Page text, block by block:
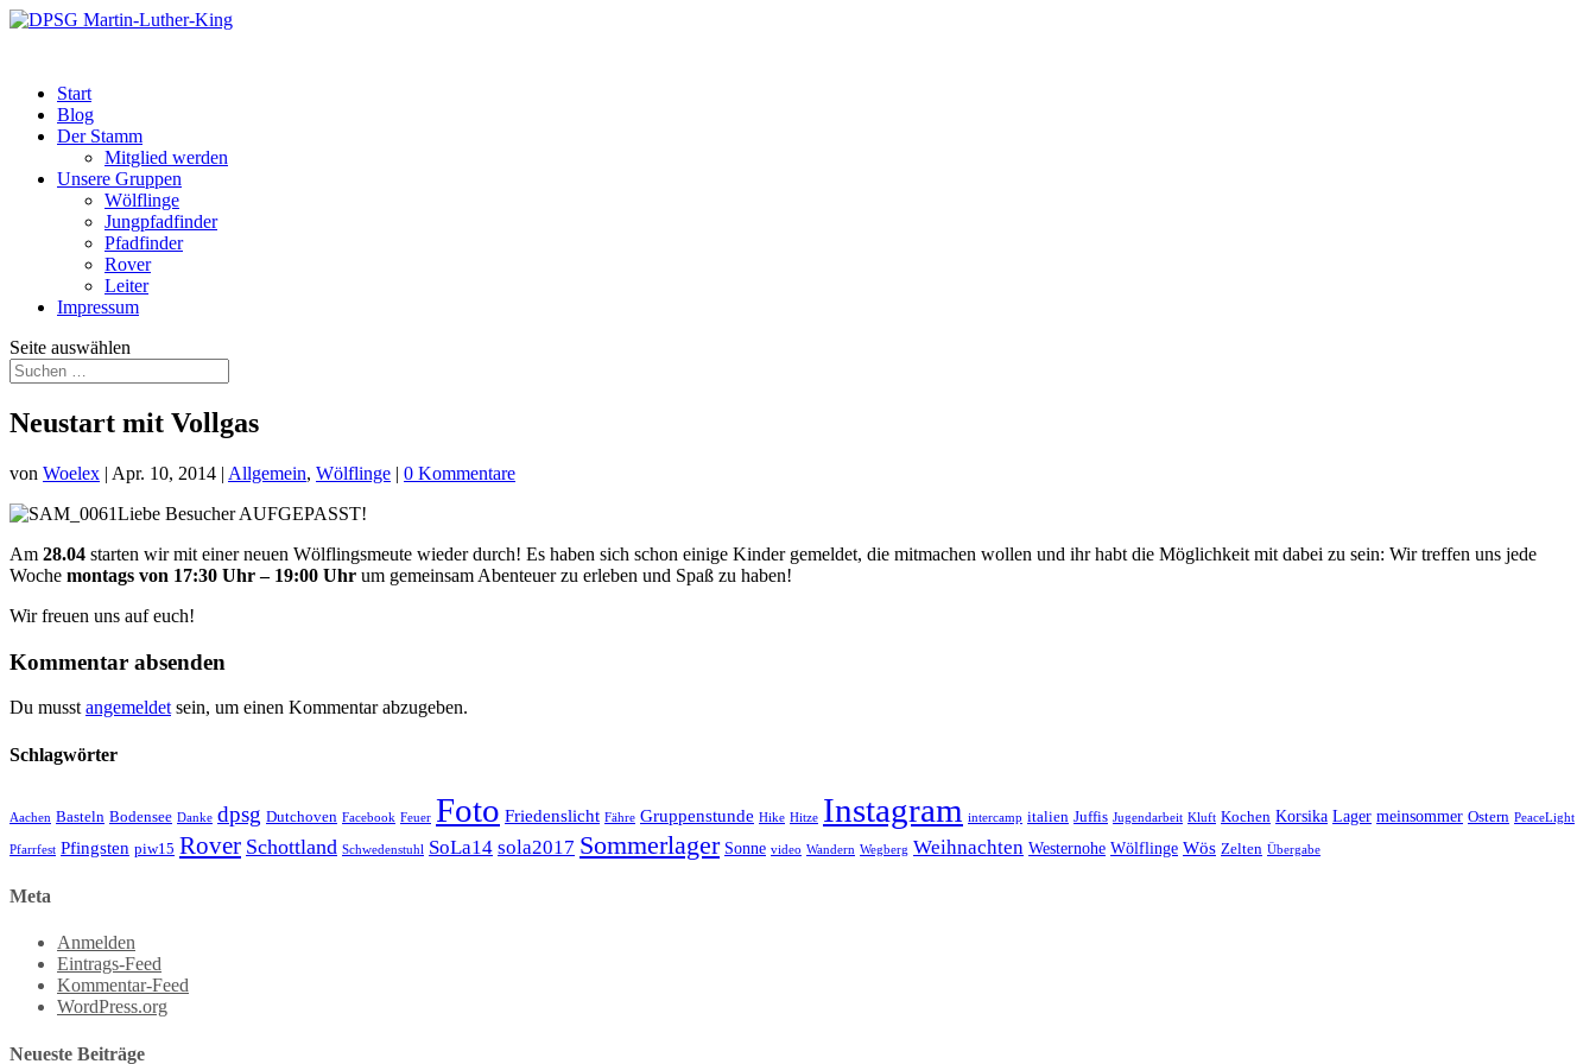
Start
Blog
Der Stamm
Mitglied werden
Unsere Gruppen
Wölflinge
Jungpfadfinder
Pfadfinder
Rover
Leiter
Impressum
Seite auswählen
Neustart mit Vollgas
von Woelex | Apr. 10, 2014 | Allgemein, Wölflinge | 0 Kommentare
Liebe Besucher AUFGEPASST!
Am 28.04 starten wir mit einer neuen Wölflingsmeute wieder durch! Es haben sich schon einige Kinder gemeldet, die mitmachen wollen und ihr habt die Möglichkeit mit dabei zu sein: Wir treffen uns jede
Woche montags von 17:30 Uhr – 19:00 Uhr um gemeinsam Abenteuer zu erleben und Spaß zu haben!
Wir freuen uns auf euch!
Kommentar absenden
Du musst angemeldet sein, um einen Kommentar abzugeben.
Schlagwörter
Aachen Basteln Bodensee Danke dpsg Dutchoven Facebook Feuer Foto Friedenslicht Fähre Gruppenstunde Hike Hitze Instagram intercamp italien Juffis Jugendarbeit Kluft Kochen Korsika Lager meinsommer Ostern PeaceLight
Pfarrfest Pfingsten piw15 Rover Schottland Schwedenstuhl SoLa14 sola2017 Sommerlager Sonne video Wandern Wegberg Weihnachten Westernohe Wölflinge Wös Zelten Übergabe
Meta
Anmelden
Eintrags-Feed
Kommentar-Feed
WordPress.org
Neueste Beiträge